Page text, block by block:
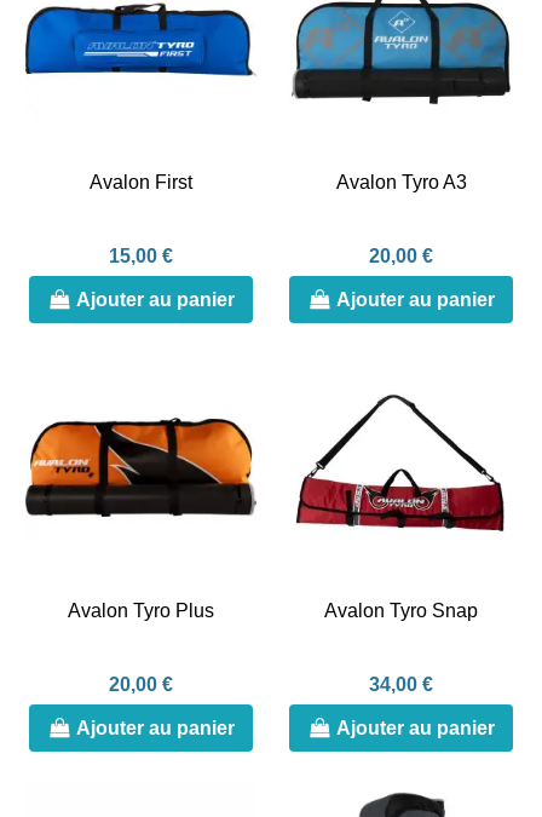
Avalon First
15,00 €
Ajouter au panier
Avalon Tyro A3
20,00 €
Ajouter au panier
Avalon Tyro Plus
20,00 €
Ajouter au panier
Avalon Tyro Snap
34,00 €
Ajouter au panier